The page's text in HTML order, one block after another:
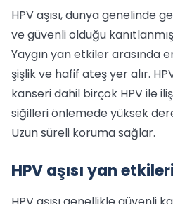
HPV aşısı, dünya genelinde
ve güvenli olduğu
Yaygın yan etkiler arasında
şişlik ve hafif ateş yer alır.
kanseri dahil birçok HPV ile
siğilleri önlemede yüksek
Uzun süreli koruma sağlar.
HPV aşısı yan